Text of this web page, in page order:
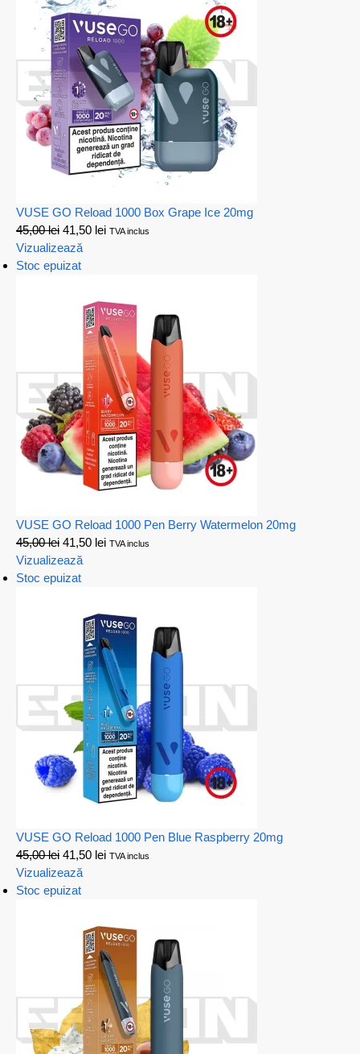
VUSE GO Reload 1000 Box Grape Ice 20mg
45,00lei 41,50 lei TVA inclus
Vizualizează
Stoc epuizat
VUSE GO Reload 1000 Pen Berry Watermelon 20mg
45,00lei 41,50 lei TVA inclus
Vizualizează
Stoc epuizat
VUSE GO Reload 1000 Pen Blue Raspberry 20mg
45,00lei 41,50 lei TVA inclus
Vizualizează
Stoc epuizat